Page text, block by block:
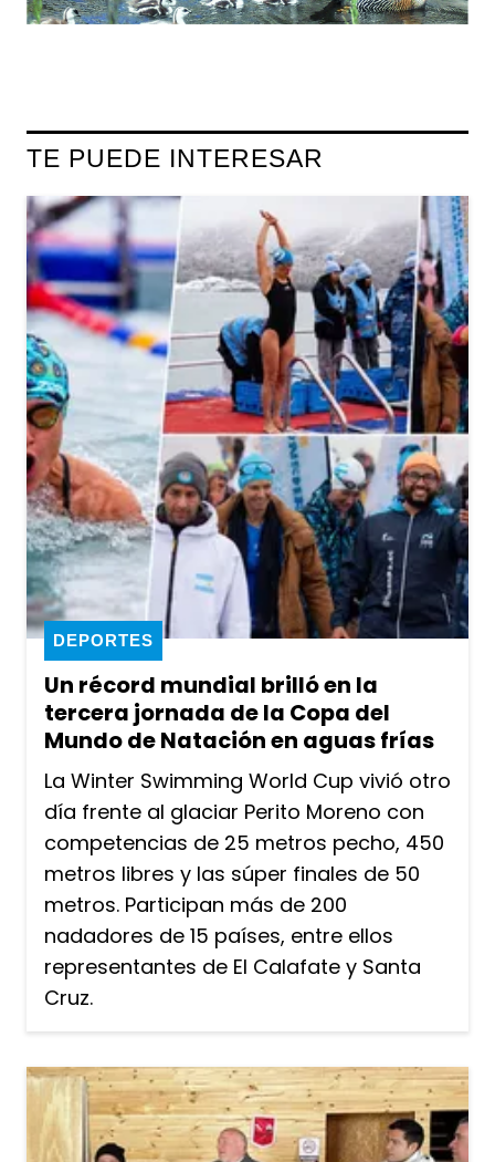
TE PUEDE INTERESAR
Un récord mundial brilló en la
tercera jornada de la Copa del
Mundo de Natación en aguas frías
DEPORTES
La Winter Swimming World Cup vivió otro
día frente al glaciar Perito Moreno con
competencias de 25 metros pecho, 450
metros libres y las súper finales de 50
metros. Participan más de 200
nadadores de 15 países, entre ellos
representantes de El Calafate y Santa
Cruz.